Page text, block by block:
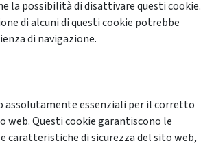
la possibilità di disattivare questi cookie.
di alcuni di questi cookie potrebbe
di navigazione.
assolutamente essenziali per il corretto
web. Questi cookie garantiscono le
caratteristiche di sicurezza del sito web,